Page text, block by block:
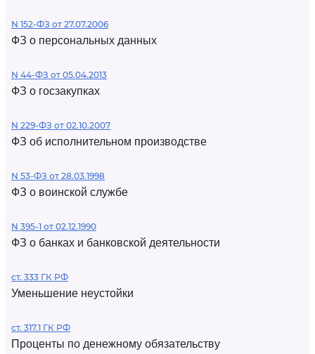
N 152-ФЗ от 27.07.2006
ФЗ о персональных данных
N 44-ФЗ от 05.04.2013
ФЗ о госзакупках
N 229-ФЗ от 02.10.2007
ФЗ об исполнительном производстве
N 53-ФЗ от 28.03.1998
ФЗ о воинской службе
N 395-1 от 02.12.1990
ФЗ о банках и банковской деятельности
ст. 333 ГК РФ
Уменьшение неустойки
ст. 317.1 ГК РФ
Проценты по денежному обязательству